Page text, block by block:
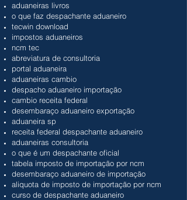
aduaneiras livros
o que faz despachante aduaneiro
tecwin download
impostos aduaneiros
ncm tec
abreviatura de consultoria
portal aduaneira
aduaneiras cambio
despacho aduaneiro importação
cambio receita federal
desembaraço aduaneiro exportação
aduaneira sp
receita federal despachante aduaneiro
aduaneiras consultoria
o que é um despachante oficial
tabela imposto de importação por ncm
desembaraço aduaneiro de importação
aliquota de imposto de importação por ncm
curso de despachante aduaneiro